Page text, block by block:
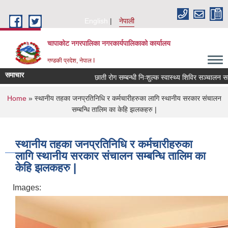
English
नेपाली
चापाकोट नगरपालिका नगरकार्यपालिकाको कार्यालय
गण्डकी प्रदेश, नेपाल I
समाचार छाती रोग सम्बन्धी निःशुल्क स्वास्थ्य शिविर सञ्चालन
You are here
Home» स्थानीय तहका जनप्रतिनिधि र कर्मचारीहरुका लागि स्थानीय सरकार संचालन
सम्बन्धि तालिम का केहि झलकहरु |
स्थानीय तहका जनप्रतिनिधि र कर्मचारीहरुका
लागि स्थानीय सरकार संचालन सम्बन्धि तालिम का
केहि झलकहरु |
Images: